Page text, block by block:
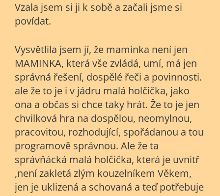
Vzala jsem si ji k sobě a začali jsme si
povídat.
Vysvětlila jsem jí, že maminka není jen
MAMINKA, která vše zvládá, umí, má jen
správná řešení, dospělé řeči a povinnosti.
ale že to je i v jádru malá holčička, jako
ona a občas si chce taky hrát. Že to je jen
chvilková hra na dospělou, neomylnou,
pracovitou, rozhodující, spořádanou a tou
programově správnou. Ale že ta
správňácká malá holčička, která je uvnitř
,není zakletá zlým kouzelníkem Věkem,
jen je uklizená a schovaná a teď potřebuje